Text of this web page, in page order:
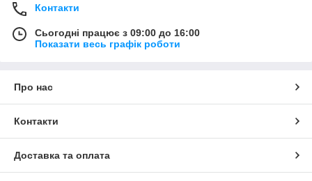
Контакти
Сьогодні працює з 09:00 до 16:00
Показати весь графік роботи
Про нас
Контакти
Доставка та оплата